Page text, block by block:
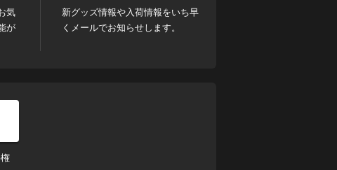
気
が
新グッズ情報や入荷情報をいち早
くメールでお知らせします。